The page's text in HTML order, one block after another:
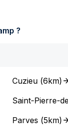
Champ ?
Cuzieu(6km)
Saint-Pierre-
Parves (5km)